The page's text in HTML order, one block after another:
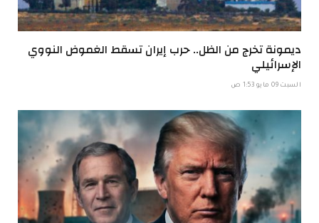
ديمونة تخرج من الظل.. حرب إيران تسقط الغموض النووي
الإسرائيلي
السبت 09 مايو 1:53 ص